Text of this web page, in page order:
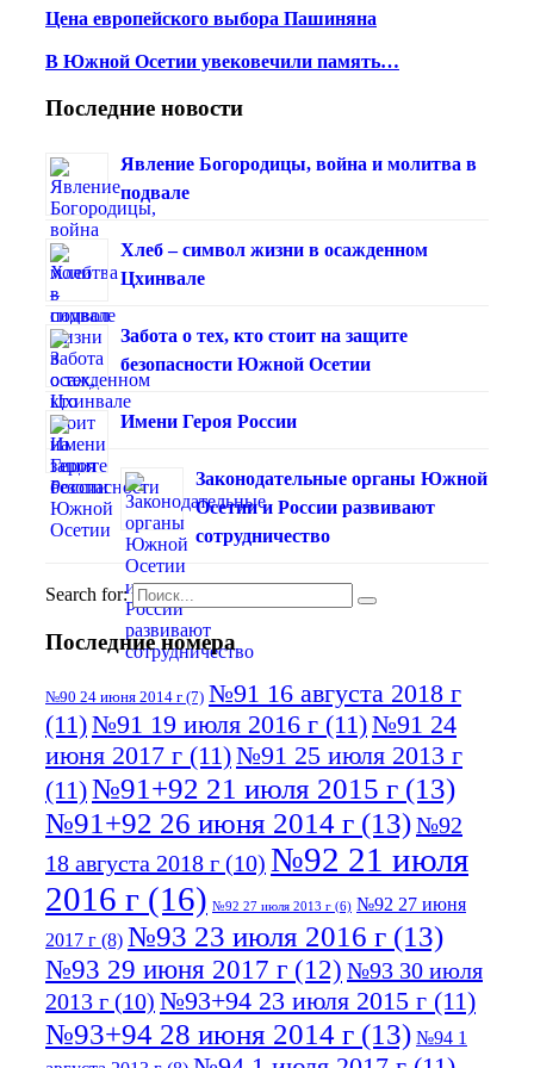
Цена европейского выбора Пашиняна
В Южной Осетии увековечили память…
Последние новости
Явление Богородицы, война и молитва в
подвале
Хлеб – символ жизни в осажденном
Цхинвале
Забота о тех, кто стоит на защите
безопасности Южной Осетии
Имени Героя России
Законодательные органы Южной
Осетии и России развивают
сотрудничество
Search for:
Последние номера
№90 24 июня 2014 г (7) №91 16 августа 2018 г
(11)№91 19 июля 2016 г (11)№91 24
июня 2017 г (11)№91 25 июля 2013 г
(11)№91+92 21 июля 2015 г (13)
№91+92 26 июня 2014 г (13)№92
18 августа 2018 г (10) №92 21 июля
2016 г (16) №92 27 июля 2013 г (6) №92 27 июня
2017 г (8) №93 23 июля 2016 г (13)
№93 29 июня 2017 г (12) №93 30 июля
2013 г (10) №93+94 23 июля 2015 г (11)
№93+94 28 июня 2014 г (13) №94 1